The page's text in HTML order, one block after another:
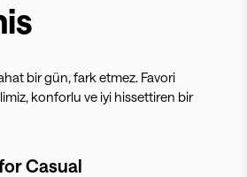
bir gün, fark etmez. Favori
konforlu ve iyi hissettiren bir
Casual